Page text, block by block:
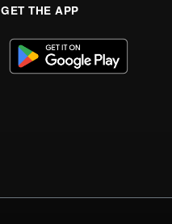
GET THE APP